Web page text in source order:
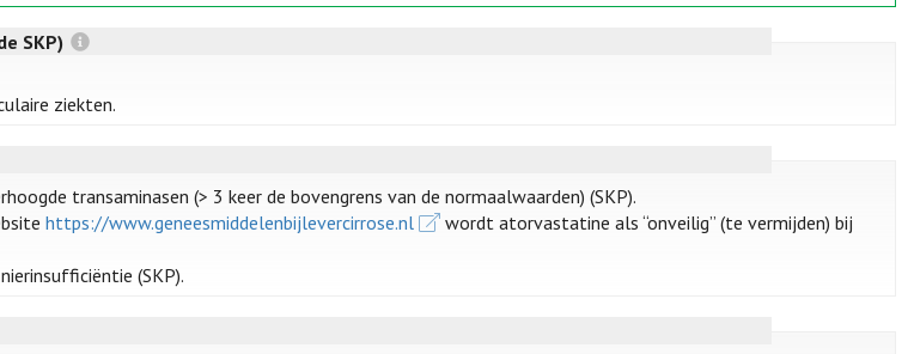
SKP)
ziekten.
transaminasen (> 3 keer de bovengrens van de normaalwaarden) (SKP).
https://www.geneesmiddelenbijlevercirrose.nl
wordt atorvastatine als “onveilig” (te vermijden) bij
(SKP).